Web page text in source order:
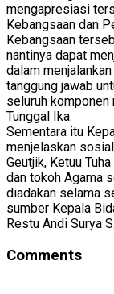
mengapresiasi
Kebangsaan dan
Kebangsaan
nantinya dapat
dalam
tanggung jawab
seluruh komponen
Tunggal Ika.
Sementara itu
menjelaskan
Geutjik, Ketuu
dan tokoh Agama
diadakan selama
sumber Kepala
Restu Andi Surya
Comments